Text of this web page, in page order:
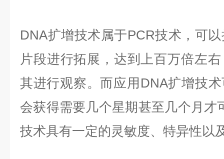
DNA扩增技术属于PCR技术，可
片段进行拓展，达到上百万倍左
其进行观察。而应用DNA扩增技
会获得需要几个星期甚至几个月才
技术具有一定的灵敏度、特异性以